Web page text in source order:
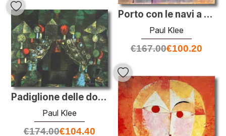
Porto con le navi a vela
Paul Klee
€167.00€100.20
Padiglione delle donne
Paul Klee
€174.00€104.40